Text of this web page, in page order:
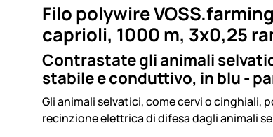
Filo polywireVOSS.farming
caprioli, 1000 m, 3x0,25
Contrastate gli animali
stabile e conduttivo, in blu -
Gli animali selvatici, come cervi o cinghiali,
recinzione elettrica di difesa dagli animali